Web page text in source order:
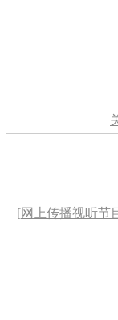
[网上传播视听节